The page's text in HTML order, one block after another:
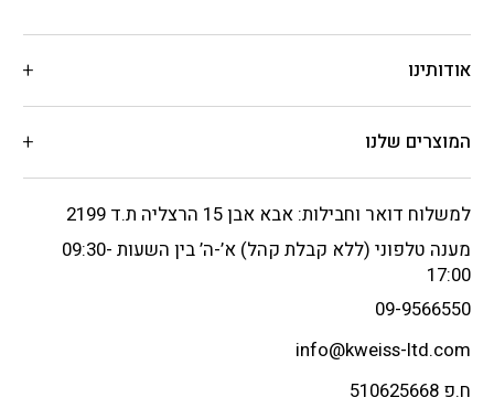
אודותינו
המוצרים שלנו
למשלוח דואר וחבילות: אבא אבן 15 הרצליה ת.ד 2199
מענה טלפוני (ללא קבלת קהל) א’-ה’ בין השעות 09:30-
17:00
09-9566550
info@kweiss-ltd.com
ח.פ 510625668